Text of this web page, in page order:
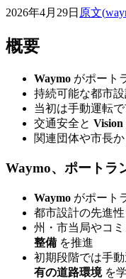
2026年4月29日 原文(
概要
Waymo がポート
持続可能な都市
当初は手動運転
交通安全と Vision
関連団体や市長
Waymo、ポートラ
Waymo がポート
都市設計の先進性
州・市当局やコ
整備 を推進
初期段階では手
有の道路環境を